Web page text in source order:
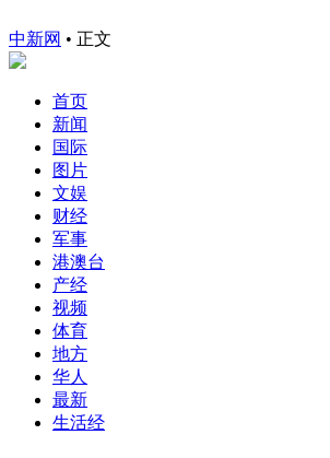
中新网 • 正文
首页
新闻
国际
图片
文娱
财经
军事
港澳台
产经
视频
体育
地方
华人
最新
生活经